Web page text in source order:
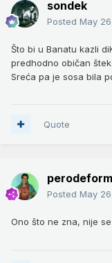
sondek
Posted May
Što bi u Banatu kazli
predhodno običan
Sreća pa je sosa bila
Quote
Posted May
Ono što ne zna, nije